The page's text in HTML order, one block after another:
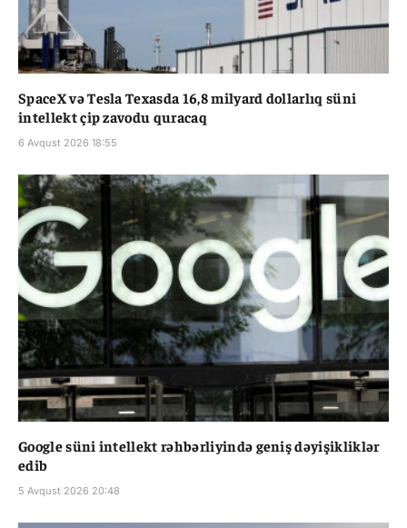
SpaceX və Tesla Texasda 16,8 milyard dollarlıq süni
intellekt çip zavodu quracaq
6 Avqust 2026 18:55
Google süni intellekt rəhbərliyində geniş dəyişikliklər
edib
5 Avqust 2026 20:48